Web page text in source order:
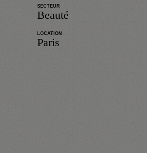
SECTEUR
Beauté
LOCATION
Paris